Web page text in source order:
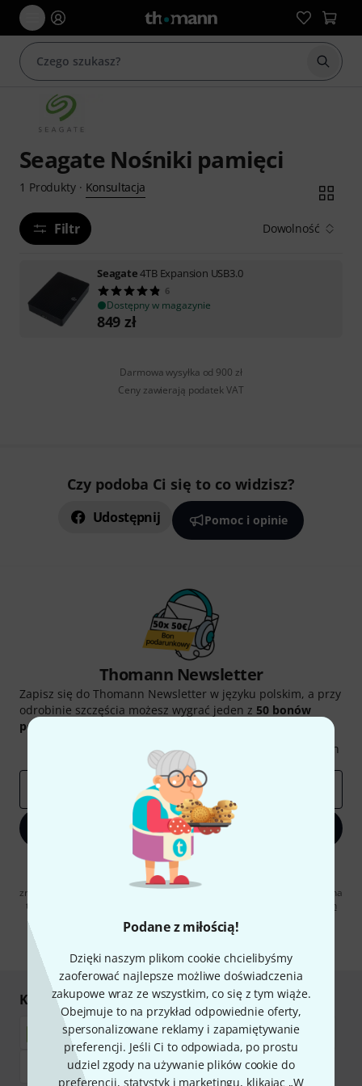
Podane z miłością!
Dzięki naszym plikom cookie chcielibyśmy
zaoferować najlepsze możliwe doświadczenia
zakupowe wraz ze wszystkim, co się z tym wiąże.
Obejmuje to na przykład odpowiednie oferty,
spersonalizowane reklamy i zapamiętywanie
preferencji. Jeśli Ci to odpowiada, po prostu
udziel zgody na używanie plików cookie do
preferencji, statystyk i marketingu, klikając „W
Seagate Nośniki pamięci
1 Produkty· Konsultacja
Filtr Dowolność
Seagate4TB Expansion USB3.0
6
Dostępny w magazynie
849 zł
Darmowa wysyłka od 900 zł
Ceny zawierają podatek VAT
Czy podoba Ci się to co widzisz?
Udostępnij Pomoc i opinie
Thomann Newsletter
Zapisz się do Thomann Newsletter w języku polskim, a przy
odrobinie szczęścia możesz wygrać jeden z 50 bonów
podarunkowych
Oferty Spostrzeżenia Thomann
Zapisz się teraz
Klikając na „Zapisz się teraz”, wyrażasz zgodę na otrzymywanie
materialów reklamowych przesyłanych drogą elektroniczną. Możesz
zrezygnować z subskrypcji w dowolnym momencie. Więcej informacji na
temat newslettera można znaleźć w naszych
wytycznych dotyczących
ochrony danych ososbowych
Kupuj i płać bezpiecznie